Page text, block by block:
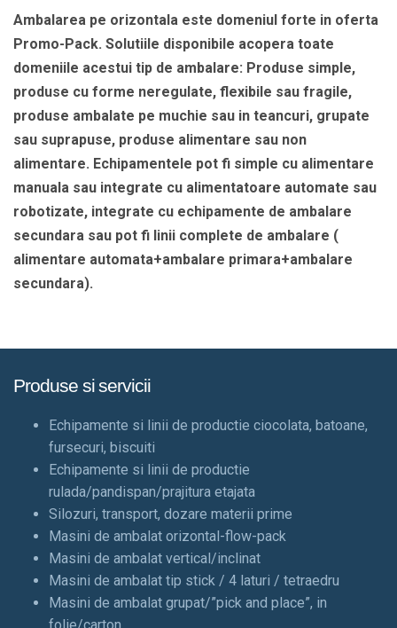
Ambalarea pe orizontala este domeniul forte in oferta
Promo-Pack. Solutiile disponibile acopera toate
domeniile acestui tip de ambalare: Produse simple,
produse cu forme neregulate, flexibile sau fragile,
produse ambalate pe muchie sau in teancuri, grupate
sau suprapuse, produse alimentare sau non
alimentare. Echipamentele pot fi simple cu alimentare
manuala sau integrate cu alimentatoare automate sau
robotizate, integrate cu echipamente de ambalare
secundara sau pot fi linii complete de ambalare (
alimentare automata+ambalare primara+ambalare
secundara).
Produse si servicii
Echipamente si linii de productie ciocolata, batoane,
fursecuri, biscuiti
Echipamente si linii de productie
rulada/pandispan/prajitura etajata
Silozuri, transport, dozare materii prime
Masini de ambalat orizontal-flow-pack
Masini de ambalat vertical/inclinat
Masini de ambalat tip stick / 4 laturi / tetraedru
Masini de ambalat grupat/”pick and place”, in